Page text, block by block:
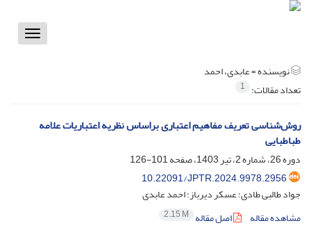
Toggle
نویسنده =عابدی، احمد
تعداد مقالات: 1
روش‌شناسی تعریف مفاهیم اعتباری براساس نظریه اعتباریات علامه
طباطبایی
دوره 26، شماره 2، تیر 1403، صفحه
101-126
10.22091/JPTR.2024.9978.2956
جواد طالبی طادی؛ عسکر دیرباز؛ احمد عابدی
مشاهده مقاله
اصل مقاله 2.15 M